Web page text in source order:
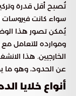
تُصبح أقل قدرة
سواء كانت فيروسات
يُمكن تصور هذا
وموارده للتعامل مع
الخارجيين. هذا
عن الحدود، وهو ما
أنواع خلايا